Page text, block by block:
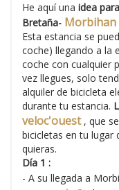
He aquí una idea
Bretaña- Morbihan
Esta estancia se
coche) llegando a la
coche con cualquier
vez llegues, solo
alquiler de bicicleta
durante tu estancia.
veloc'ouest, que
bicicletas en tu lugar
quieras.
Día 1 :
- A su llegada a